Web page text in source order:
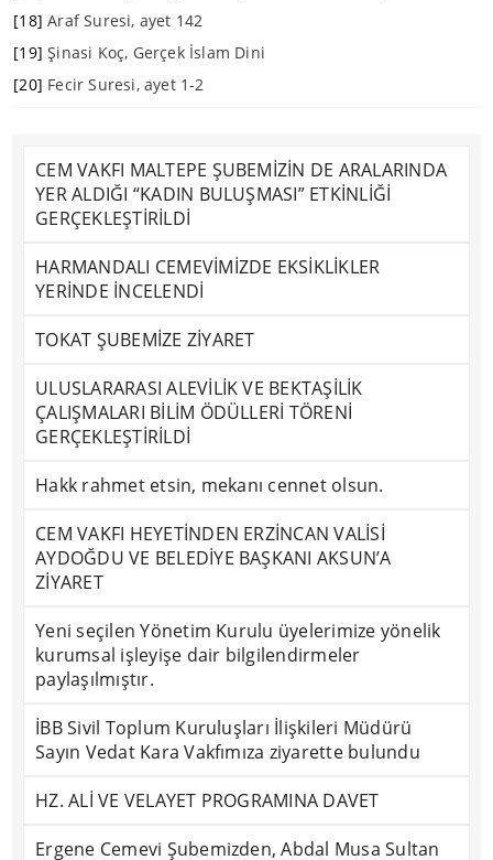
[18] Araf Suresi, ayet 142
[19] Şinasi Koç, Gerçek İslam Dini
[20] Fecir Suresi, ayet 1-2
CEM VAKFI MALTEPE ŞUBEMİZİN DE ARALARINDA
YER ALDIĞI “KADIN BULUŞMASI” ETKİNLİĞİ
GERÇEKLEŞTİRİLDİ
HARMANDALI CEMEVİMİZDE EKSİKLİKLER
YERİNDE İNCELENDİ
TOKAT ŞUBEMİZE ZİYARET
ULUSLARARASI ALEVİLİK VE BEKTAŞİLİK
ÇALIŞMALARI BİLİM ÖDÜLLERİ TÖRENİ
GERÇEKLEŞTİRİLDİ
Hakk rahmet etsin, mekanı cennet olsun.
CEM VAKFI HEYETİNDEN ERZİNCAN VALİSİ
AYDOĞDU VE BELEDİYE BAŞKANI AKSUN’A
ZİYARET
Yeni seçilen Yönetim Kurulu üyelerimize yönelik
kurumsal işleyişe dair bilgilendirmeler
paylaşılmıştır.
İBB Sivil Toplum Kuruluşları İlişkileri Müdürü
Sayın Vedat Kara Vakfımıza ziyarette bulundu
HZ. ALİ VE VELAYET PROGRAMINA DAVET
Ergene Cemevi Şubemizden, Abdal Musa Sultan